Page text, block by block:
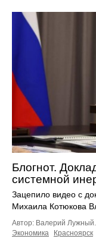
Блогнот.
системной
Зацепило видео с
Михаила Котюкова
Автор: Валерий Лужный.
Экономика
Красноярск